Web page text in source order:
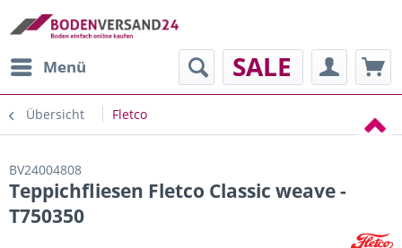
Menü SALE
Übersicht Fletco
BV24004808
Teppichfliesen Fletco Classic weave -
T750350